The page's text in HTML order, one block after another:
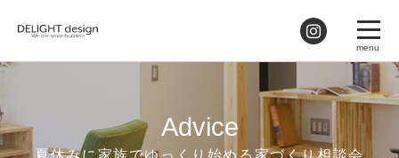
Advice
夏休みに家族でゆっくり始める家づくり相談会